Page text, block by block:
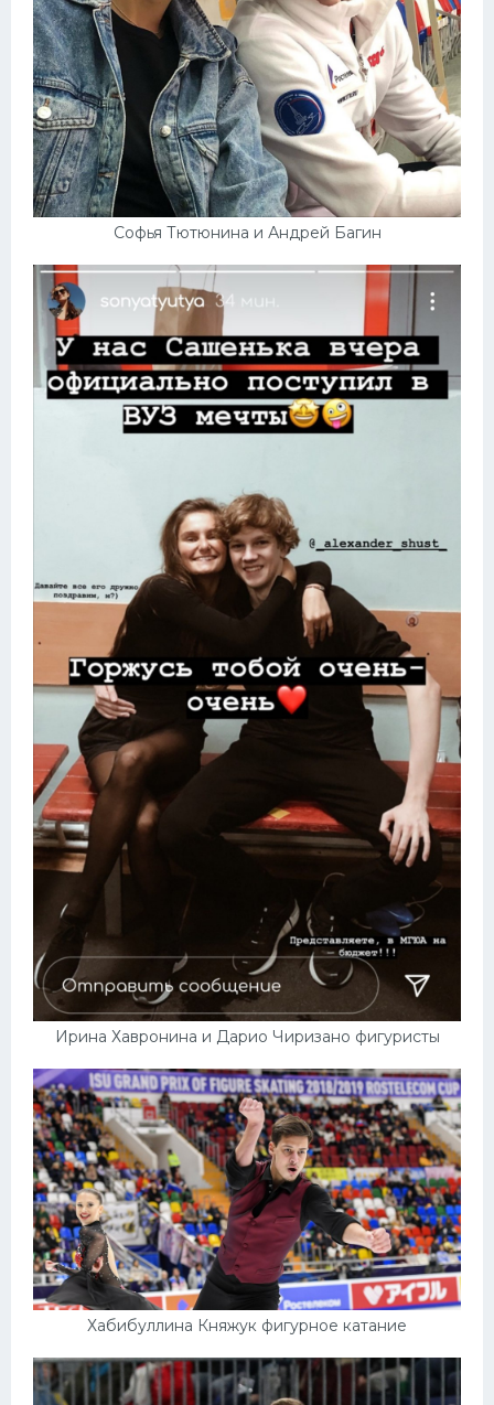
Софья Тютюнина и Андрей Багин
Ирина Хавронина и Дарио Чиризано фигуристы
Хабибуллина Княжук фигурное катание